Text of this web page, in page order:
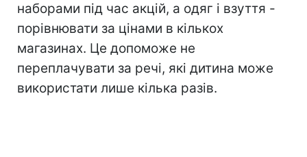
наборами під час акцій, а одяг і взуття -
порівнювати за цінами в кількох
магазинах. Це допоможе не
переплачувати за речі, які дитина може
використати лише кілька разів.